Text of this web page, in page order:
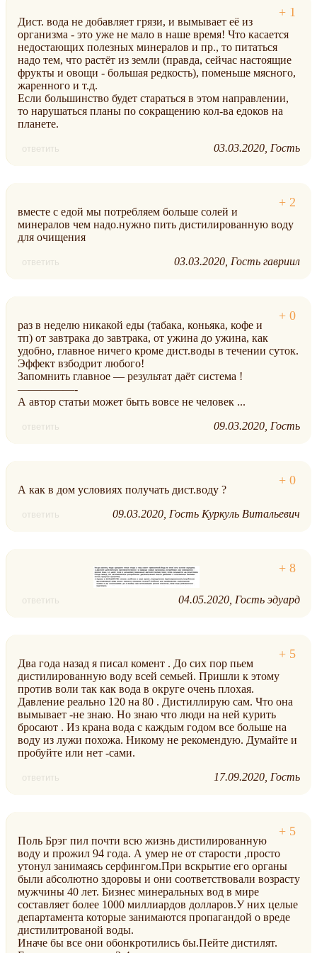
Дист. вода не добавляет грязи, и вымывает её из
организма - это уже не мало в наше время! Что касается
недостающих полезных минералов и пр., то питаться
надо тем, что растёт из земли (правда, сейчас настоящие
фрукты и овощи - большая редкость), поменьше мясного,
жаренного и т.д.
Если большинство будет стараться в этом направлении,
то нарушаться планы по сокращению кол-ва едоков на
планете.
ответить 03.03.2020 Гость
вместе с едой мы потребляем больше солей и
минералов чем надо.нужно пить дистилированную воду
для очищения
ответить 03.03.2020 Гость гавриил
раз в неделю никакой еды (табака, коньяка, кофе и
тп) от завтрака до завтрака, от ужина до ужина, как
удобно, главное ничего кроме дист.воды в течении суток.
Эффект взбодрит любого!
Запомнить главное — результат даёт система !
—————-
А автор статьи может быть вовсе не человек ...
ответить 09.03.2020 Гость
А как в дом условиях получать дист.воду ?
ответить 09.03.2020 Гость Куркуль Витальевич
ответить 04.05.2020 Гость эдуард
Два года назад я писал комент . До сих пор пьем
дистилированную воду всей семьей. Пришли к этому
против воли так как вода в округе очень плохая.
Давление реально 120 на 80 . Дистиллирую сам. Что она
вымывает -не знаю. Но знаю что люди на ней курить
бросают . Из крана вода с каждым годом все больше на
воду из лужи похожа. Никому не рекомендую. Думайте и
пробуйте или нет -сами.
ответить 17.09.2020 Гость
Поль Брэг пил почти всю жизнь дистилированную
воду и прожил 94 года. А умер не от старости ,просто
утонул занимаясь серфингом.При вскрытие его органы
были абсолютно здоровы и они соответствовали возрасту
мужчины 40 лет. Бизнес минеральных вод в мире
составляет более 1000 миллиардов долларов.У них целые
департамента которые занимаются пропагандой о вреде
дистилитрованой воды.
Иначе бы все они обонкротились бы.Пейте дистилят.